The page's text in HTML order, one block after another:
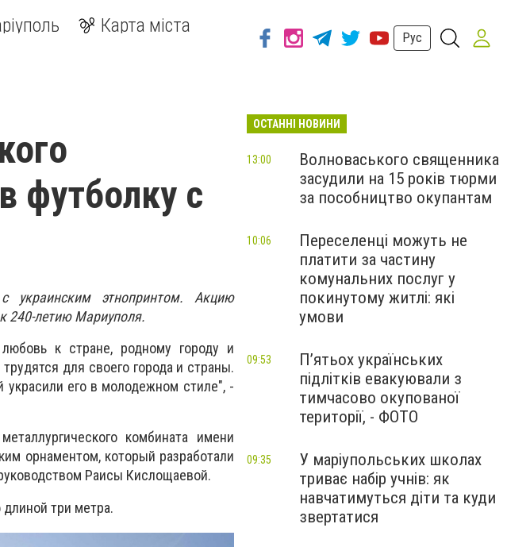
Карта міста
Рус
футболку с
украинским этнопринтом. Акцию
240-летию Мариуполя.
к стране, родному городу и
для своего города и страны.
украсили его в молодежном стиле", -
комбината имени
орнаментом, который разработали
Раисы Кислощаевой.
три метра.
ОСТАННІ НОВИНИ
Волноваського священника
засудили на 15 років тюрми
за пособництво окупантам
13:00
Переселенці можуть не
платити за частину
комунальних послуг у
покинутому житлі: які
умови
10:06
П’ятьох українських
підлітків евакуювали з
тимчасово окупованої
території, - ФОТО
09:53
У маріупольських школах
триває набір учнів: як
навчатимуться діти та куди
звертатися
09:35